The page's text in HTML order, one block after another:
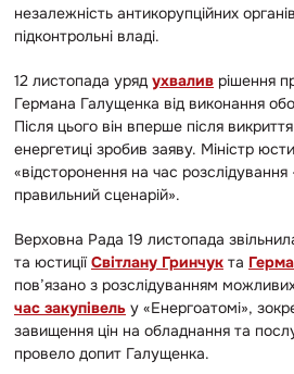
незалежність антикорупційних
підконтрольні владі.
12 листопада уряд ухвалив рішення
Германа Галущенка від виконання
Після цього він вперше після
енергетиці зробив заяву. Міністр
«відсторонення на час розслідування
правильний сценарій».
Верховна Рада 19 листопада
та юстиціїСвітлану Гринчук та
пов’язано з розслідуванням
час закупівель у «Енергоатомі»,
завищення цін на обладнання та
провело допит Галущенка.